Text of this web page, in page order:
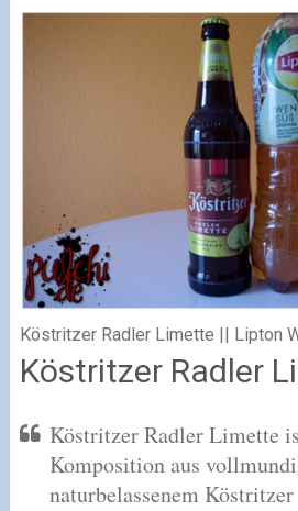
Köstritzer Radler Limette || Lipton
Köstritzer Radler
Köstritzer Radler Limette
Komposition aus
naturbelassenem